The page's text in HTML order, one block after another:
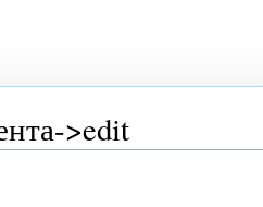
>edit